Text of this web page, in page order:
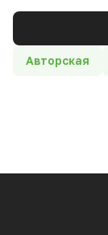
Авторская